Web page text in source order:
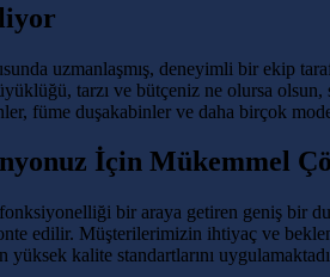
uzmanlaşmış, deneyimli bir ekip
tarzı ve bütçeniz ne olursa
füme duşakabinler ve daha birçok
İçin Mükemmel
bir araya getiren geniş bir
edilir. Müşterilerimizin ihtiyaç ve
yüksek kalite standartlarını